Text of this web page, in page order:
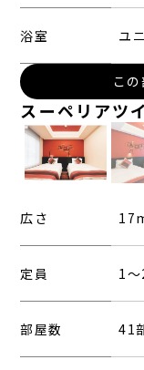
浴室 ユ
こ
スーペリアツ
広さ
定員 1〜
部屋数 41